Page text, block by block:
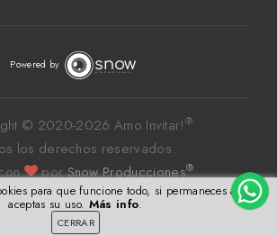
Powered by
© 2020-2026 Amo Invitar!®
los derechos reservados.
porSnow Producciones®.
para que funcione todo, si permaneces aquí
aceptas su uso. Más info.
CERRAR